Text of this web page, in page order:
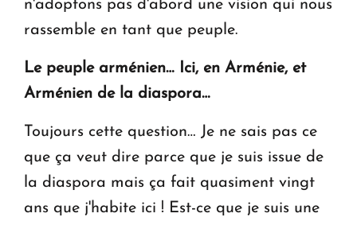
n'adoptons pas d'abord une vision qui nous
rassemble en tant que peuple.
Le peuple arménien… Ici, en Arménie, et
Arménien de la diaspora…
Toujours cette question… Je ne sais pas ce
que ça veut dire parce que je suis issue de
la diaspora mais ça fait quasiment vingt
ans que j'habite ici ! Est-ce que je suis une